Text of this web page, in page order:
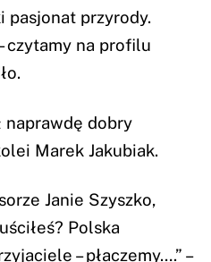
pasjonat przyrody.
czytamy na profilu
naprawdę dobry
Marek Jakubiak.
Janie Szyszko,
Polska
– płaczemy….” –